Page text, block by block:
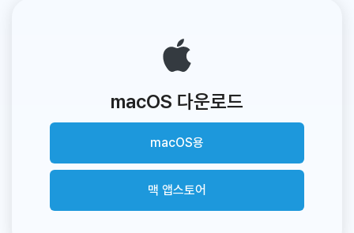
macOS 다운로드
macOS용
맥 앱스토어